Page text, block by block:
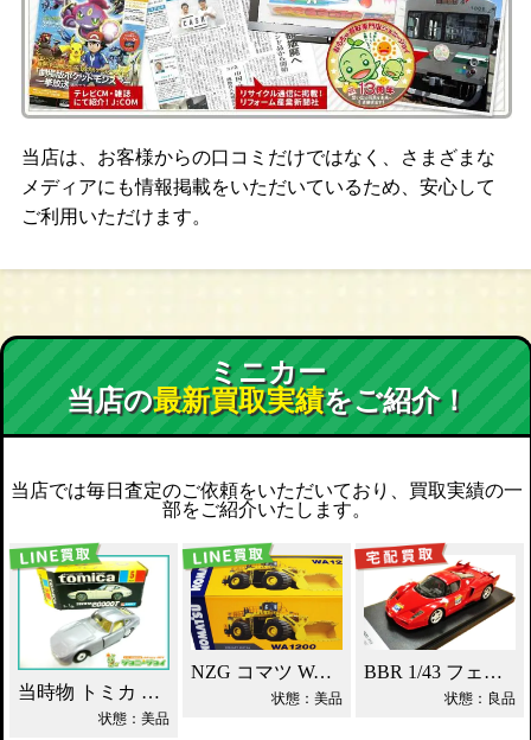
当店は、お客様からの口コミだけではなく、さまざまな
メディアにも情報掲載をいただいているため、安心して
ご利用いただけます。
ミニカー
当店の最新買取実績をご紹介！
当店では毎日査定のご依頼をいただいており、買取実績の一
部をご紹介いたします。
当時物 トミカ トヨタ 2000GT 黒箱 日本製 買取！
状態：美品
NZG コマツ WA1200 ホイールローダー買取！
状態：美品
BBR 1/43 フェラーリ エンツォ ミニカー買取！
状態：良品